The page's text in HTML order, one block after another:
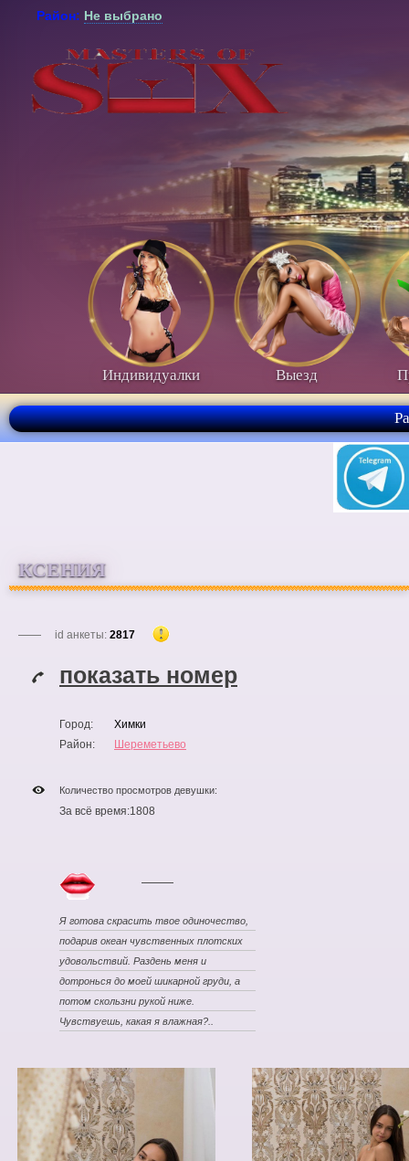
Район: Не выбрано
Индивидуалки Выезд
КСЕНИЯ
id анкеты: 2817
показать номер
Город:
Химки
Район:
Шереметьево
Количество просмотров девушки:
За всё время:1808
Я готова скрасить твое одиночество,
подарив океан чувственных плотских
удовольствий. Раздень меня и
дотронься до моей шикарной груди, а
потом скользни рукой ниже.
Чувствуешь, какая я влажная?..